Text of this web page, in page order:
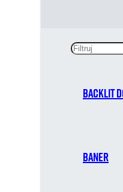
Backlit
Baner